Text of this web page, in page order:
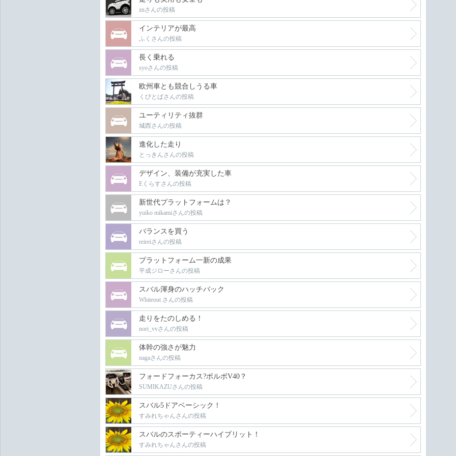
znさんの投稿
インテリアが最高
ふくさんの投稿
長く乗れる
syoさんの投稿
欧州車とも競合しうる車
くびとばさんの投稿
ユーティリティ抜群
城西さんの投稿
進化した走り
とっきんさんの投稿
デザイン、装備が充実した車
Eくらすさんの投稿
新世代プラットフォームは？
yuiko mikamiさんの投稿
バランスを買う
reireiさんの投稿
プラットフォーム一新の成果
平成ジローさんの投稿
スバル渾身のハッチバック
Whiteout さんの投稿
走りをたのしめる！
nori_vvさんの投稿
体幹の強さが魅力
nagaさんの投稿
フォードフォーカス?ボルボV40？
SUMIKAZUさんの投稿
スバル5ドアベーシック！
すみれちゃんさんの投稿
スバルのスポーティーハイブリット！
すみれちゃんさんの投稿